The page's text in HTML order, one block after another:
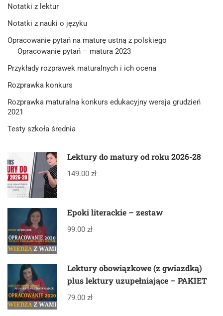
Notatki z lektur
Notatki z nauki o języku
Opracowanie pytań na maturę ustną z polskiego
Opracowanie pytań – matura 2023
Przykłady rozprawek maturalnych i ich ocena
Rozprawka konkurs
Rozprawka maturalna konkurs edukacyjny wersja grudzień
2021
Testy szkoła średnia
Lektury do matury od roku 2026-28
149.00 zł
Epoki literackie – zestaw
99.00 zł
Lektury obowiązkowe (z gwiazdką)
plus lektury uzupełniające – PAKIET
79.00 zł